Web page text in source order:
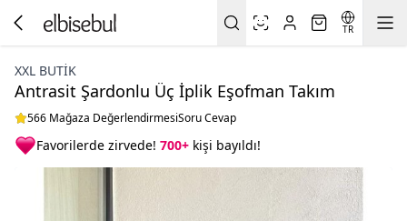
TR
XXL BUTİK
Antrasit Şardonlu Üç İplik Eşofman Takım
566 Mağaza DeğerlendirmesiSoru Cevap
Favorilerde zirvede! 700+ kişi bayıldı!